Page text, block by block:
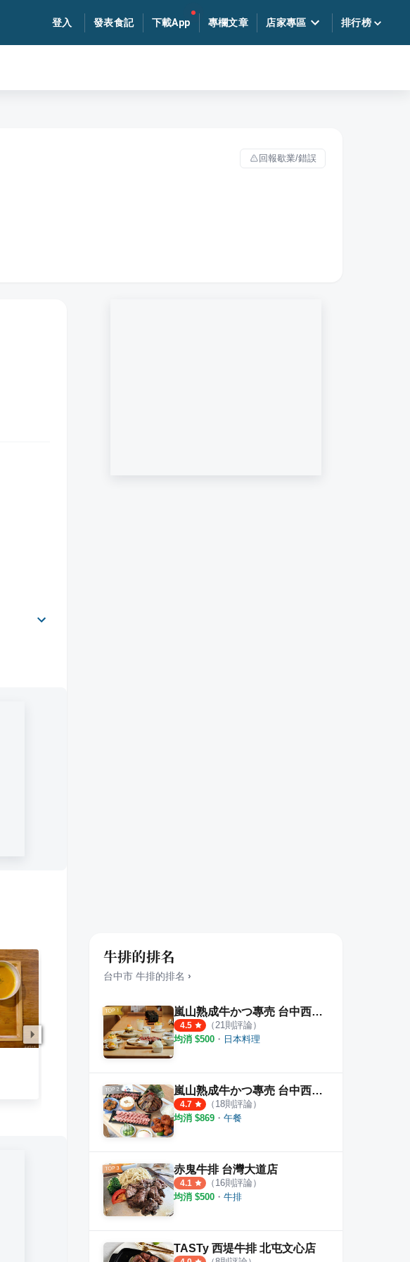
登入 發表食記 下載App 專欄文章 店家專區 排行榜
回報歇業/錯誤
則評論 4.0 ·3則評論
牛排的排名
台中市 牛排的排名 ›
嵐山熟成牛かつ專売 台中西區健行店
4.5 （ 21 則評論）
均消 $500 ・ 日本料理
嵐山熟成牛かつ專売 台中西屯青海店
4.7 （ 18則評論）
均消 $869 ・ 午餐
赤鬼牛排 台灣大道店
4.1 （ 16則評論）
均消 $500 ・ 牛排
TASTy 西堤牛排 北屯文心店